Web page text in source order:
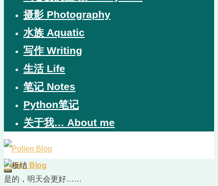
摄影 Photography
水族 Aquatic
写作 Writing
生活 Life
笔记 Notes
Python笔记
关于我… About me
Pollen Blog
是的，明天会更好……